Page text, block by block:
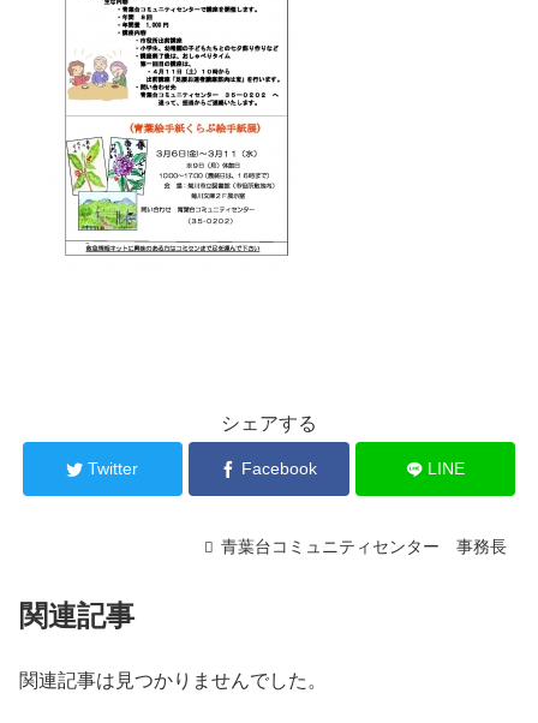
シェアする
Twitter Facebook LINE
青葉台コミュニティセンター 事務長
関連記事
関連記事は見つかりませんでした。